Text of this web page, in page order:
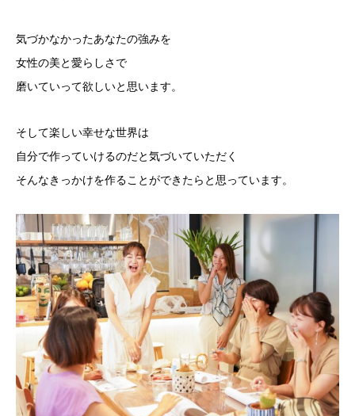
気づかなかったあなたの強みを
女性の美と愛らしさで
磨いていって欲しいと思います。
そして楽しい幸せな世界は
自分で作っていけるのだと気づいていただく
そんなきっかけを作ることができたらと思っています。